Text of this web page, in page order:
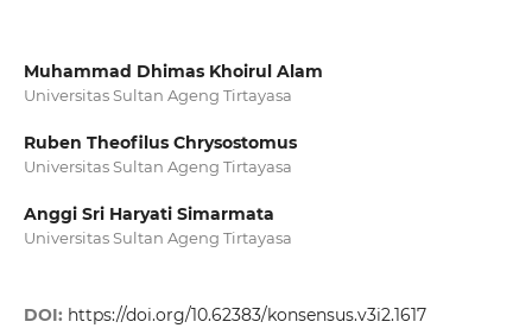
Muhammad Dhimas Khoirul Alam
Universitas Sultan Ageng Tirtayasa
Ruben Theofilus Chrysostomus
Universitas Sultan Ageng Tirtayasa
Anggi Sri Haryati Simarmata
Universitas Sultan Ageng Tirtayasa
DOI: https://doi.org/10.62383/konsensus.v3i2.1617